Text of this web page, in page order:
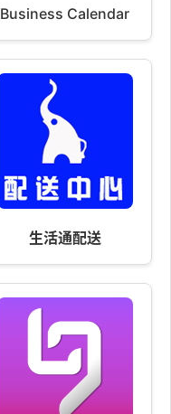
Business Calendar
生活通配送